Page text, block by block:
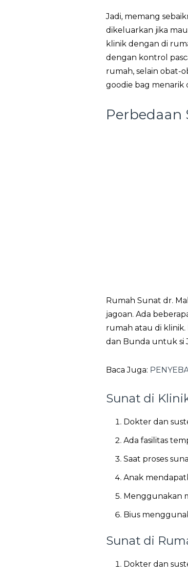
Jadi, memang
dikeluarkan jika
klinik dengan di
dengan kontrol
rumah, selain obat-
goodie bag menarik
Perbedaan
Rumah Sunat dr.
jagoan. Ada
rumah atau di
dan Bunda untuk si
Baca Juga:
Sunat di
Dokter dan
Ada fasilitas
Saat proses
Anak
Menggunakan
Bius
Sunat di
Dokter dan